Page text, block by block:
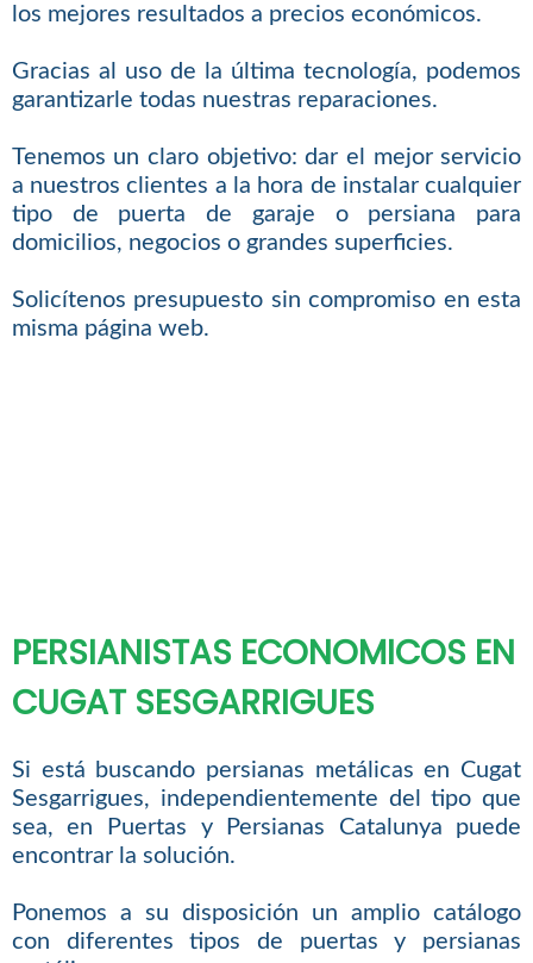
los mejores resultados a precios económicos.
Gracias al uso de la última tecnología, podemos
garantizarle todas nuestras reparaciones.
Tenemos un claro objetivo: dar el mejor servicio
a nuestros clientes a la hora de instalar cualquier
tipo de puerta de garaje o persiana para
domicilios, negocios o grandes superficies.
Solicítenos presupuesto sin compromiso en esta
misma página web.
PERSIANISTAS ECONOMICOS EN
CUGAT SESGARRIGUES
Si está buscando persianas metálicas en Cugat
Sesgarrigues, independientemente del tipo que
sea, en Puertas y Persianas Catalunya puede
encontrar la solución.
Ponemos a su disposición un amplio catálogo
con diferentes tipos de puertas y persianas